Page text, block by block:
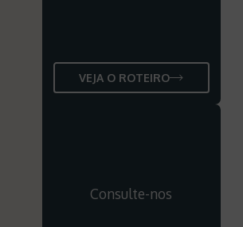
VEJA O ROTEIRO
Consulte-nos